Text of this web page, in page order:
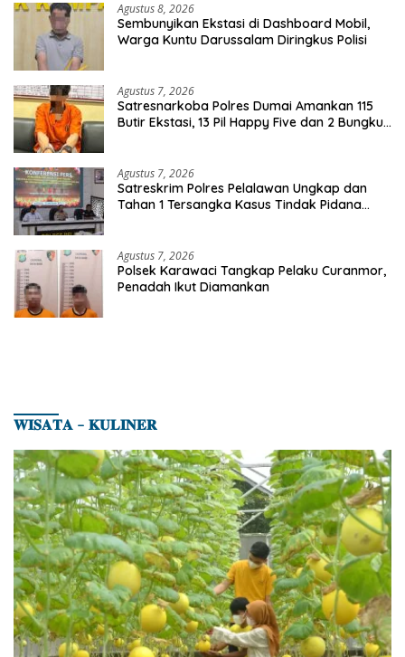
Agustus 8, 2026
Sembunyikan Ekstasi di Dashboard Mobil,
Warga Kuntu Darussalam Diringkus Polisi
Agustus 7, 2026
Satresnarkoba Polres Dumai Amankan 115
Butir Ekstasi, 13 Pil Happy Five dan 2 Bungkus
Agustus 7, 2026
Satreskrim Polres Pelalawan Ungkap dan
Tahan 1 Tersangka Kasus Tindak Pidana
Agustus 7, 2026
Polsek Karawaci Tangkap Pelaku Curanmor,
Penadah Ikut Diamankan
𝐖𝐈𝐒𝐀𝐓𝐀 – 𝐊𝐔𝐋𝐈𝐍𝐄𝐑